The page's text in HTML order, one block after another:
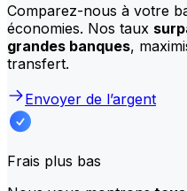
Comparez-nous à votre
économies. Nos taux
grandes banques,
transfert.
Envoyer de l’argent
Frais plus bas